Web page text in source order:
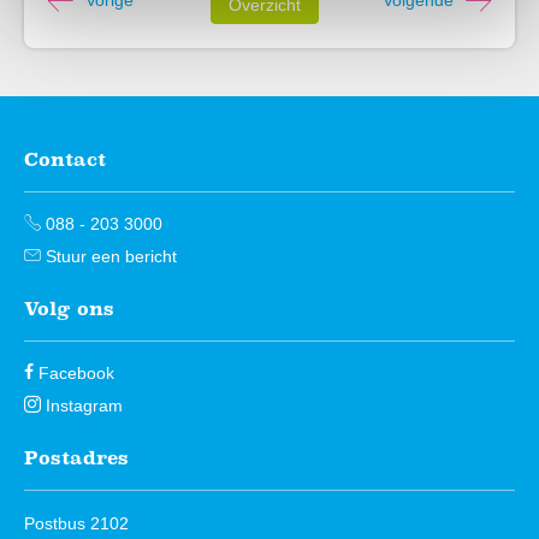
Overzicht
Contactinformatie
Contact
088 - 203 3000
Stuur een bericht
Volg ons
Facebook
Instagram
Postadres
Postbus 2102